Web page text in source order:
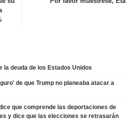
la deuda de los Estados Unidos
de que Trump no planeaba atacar a
que comprende las deportaciones de
y dice que las elecciones se retrasarán